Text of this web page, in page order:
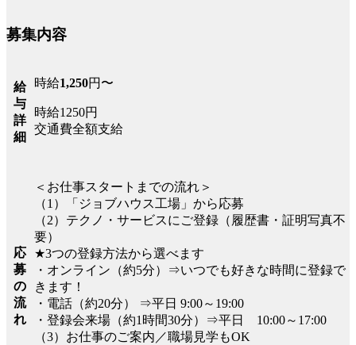
募集内容
給
与
詳
細
時給1,250円〜
時給1250円
交通費全額支給
応
募
の
流
れ
＜お仕事スタートまでの流れ＞
（1）「ジョブハウス工場」から応募
（2）テクノ・サービスにご登録（履歴書・証明写真不
要）
★3つの登録方法から選べます
・オンライン（約5分）⇒いつでも好きな時間に登録で
きます！
・電話（約20分） ⇒平日 9:00～19:00
・登録会来場（約1時間30分）⇒平日 10:00～17:00
（3）お仕事のご案内／職場見学もOK